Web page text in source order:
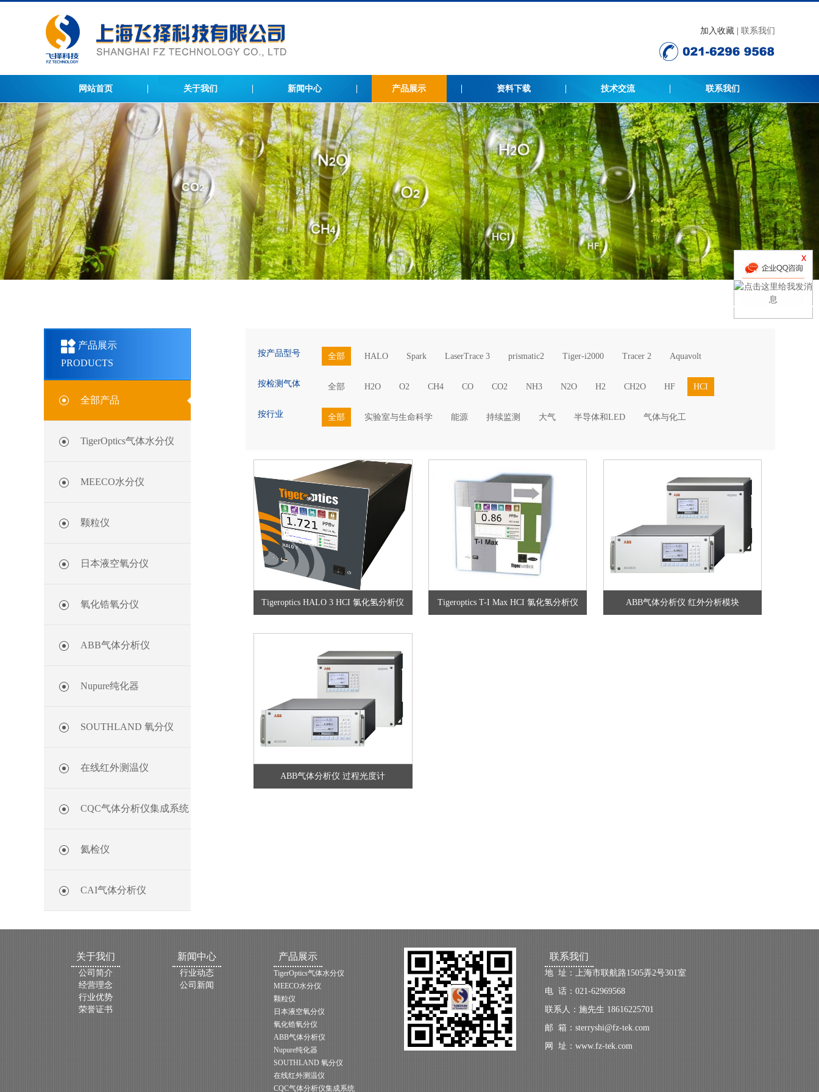
加入收藏 | 联系我们
网站首页 关于我们 新闻中心 产品展示 资料下载 技术交流 联系我们
产品展示
PRODUCTS
全部产品
TigerOptics气体水分仪
MEECO水分仪
颗粒仪
日本液空氧分仪
氧化锆氧分仪
ABB气体分析仪
Nupure纯化器
SOUTHLAND 氧分仪
在线红外测温仪
CQC气体分析仪集成系统
氦检仪
CAI气体分析仪
按产品型号 全部 HALO Spark LaserTrace 3 prismatic2 Tiger-i2000 Tracer 2 Aquavolt
按检测气体 全部 H2O O2 CH4 CO CO2 NH3 N2O H2 CH2O HF HCI
按行业 全部 实验室与生命科学 能源 持续监测 大气 半导体和LED 气体与化工
Tigeroptics HALO 3 HCI 氯化氢分析仪 Tigeroptics T-I Max HCI 氯化氢分析仪 ABB气体分析仪 红外分析模块
ABB气体分析仪 过程光度计
关于我们
公司简介
经营理念
行业优势
荣誉证书
新闻中心
行业动态
公司新闻
产品展示
TigerOptics气体水分仪
MEECO水分仪
颗粒仪
日本液空氧分仪
氧化锆氧分仪
ABB气体分析仪
Nupure纯化器
SOUTHLAND 氧分仪
在线红外测温仪
CQC气体分析仪集成系统
联系我们
地 址：上海市联航路1505弄2号301室
电 话：021-62969568
联系人： 施先生 18616225701
邮 箱： sterryshi@fz-tek.com
网 址： www.fz-tek.com